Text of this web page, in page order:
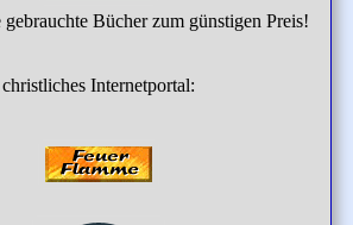
Bücher zum günstigen Preis!
christliches Internetportal: